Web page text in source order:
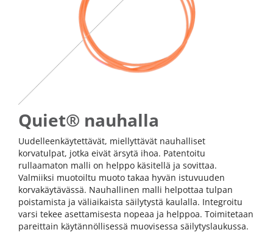
Quiet® nauhalla
Uudelleenkäytettävät, miellyttävät nauhalliset
korvatulpat, jotka eivät ärsytä ihoa. Patentoitu
rullaamaton malli on helppo käsitellä ja sovittaa.
Valmiiksi muotoiltu muoto takaa hyvän istuvuuden
korvakäytävässä. Nauhallinen malli helpottaa tulpan
poistamista ja väliaikaista säilytystä kaulalla. Integroitu
varsi tekee asettamisesta nopeaa ja helppoa. Toimitetaan
pareittain käytännöllisessä muovisessa säilytyslaukussa.